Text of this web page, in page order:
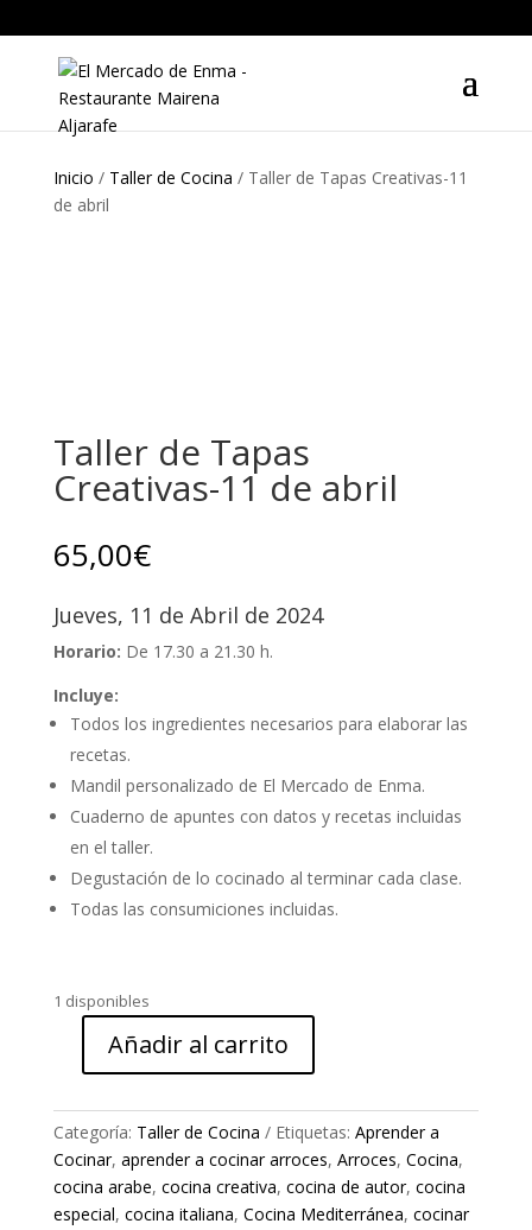
Inicio / Taller de Cocina / Taller de Tapas Creativas-11
de abril
Taller de Tapas
Creativas-11 de abril
65,00€
Jueves, 11 de Abril de 2024
Horario: De 17.30 a 21.30 h.
Incluye:
Todos los ingredientes necesarios para elaborar las
recetas.
Mandil personalizado de El Mercado de Enma.
Cuaderno de apuntes con datos y recetas incluidas
en el taller.
Degustación de lo cocinado al terminar cada clase.
Todas las consumiciones incluidas.
1 disponibles
Tapas
Creativas-
11
de
abril
Añadir al carrito
Categoría: Taller de Cocina Etiquetas: Aprender a
Cocinar, aprender a cocinar arroces, Arroces, Cocina,
cocina arabe, cocina creativa, cocina de autor, cocina
especial, cocina italiana, Cocina Mediterránea, cocinar